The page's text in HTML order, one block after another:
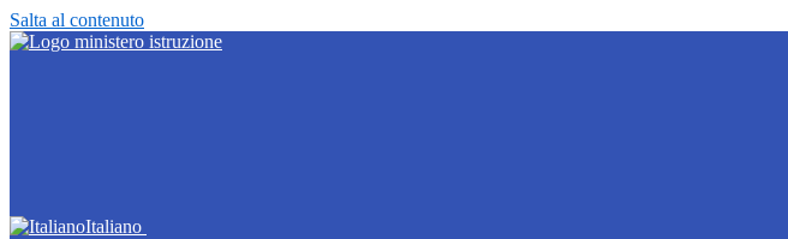
Salta al contenuto
Italiano